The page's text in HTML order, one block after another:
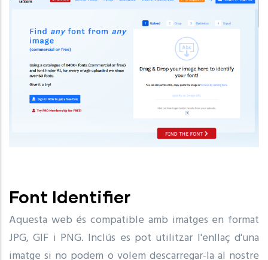
Font Identifier
Aquesta web és compatible amb imatges en format
JPG, GIF i PNG. Inclús es pot utilitzar l'enllaç d'una
imatge si no podem o volem descarregar-la al nostre